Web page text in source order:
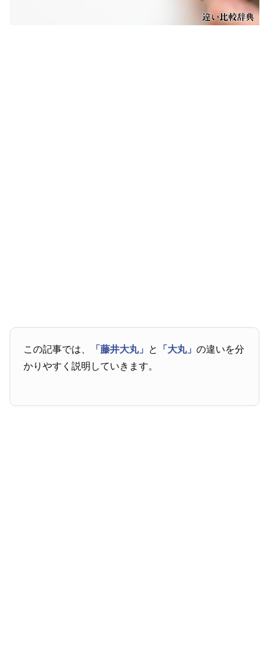
この記事では、 「藤井大丸」 と 「大丸」の違いを分
かりやすく説明していきます。